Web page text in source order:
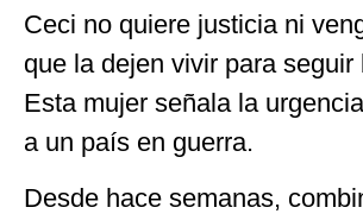
Ceci no quiere justicia ni
que la dejen vivir para seguir
Esta mujer señala la
a un país en guerra.
Desde hace semanas,